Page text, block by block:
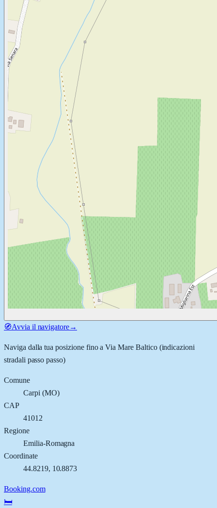
🧭Avvia il navigatore→
Naviga dalla tua posizione fino aVia Mare Baltico(indicazioni
stradali passo passo)
Comune
Carpi (MO)
CAP
41012
Regione
Emilia-Romagna
Coordinate
44.8219, 10.8873
Booking.com
🛏️